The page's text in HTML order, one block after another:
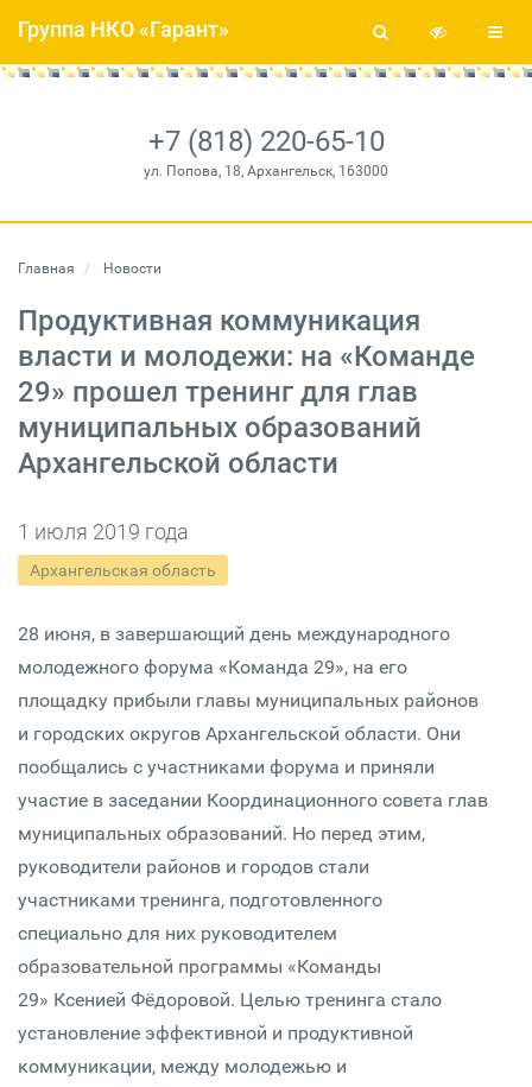
+7 (818) 220-65-10
ул. Попова, 18, Архангельск, 163000
Группа НКО «Гарант»
Главная Новости
Продуктивная коммуникация
власти и молодежи: на «Команде
29» прошел тренинг для глав
муниципальных образований
Архангельской области
1 июля 2019 года
Архангельская область
28 июня, в завершающий день международного
молодежного форума «Команда 29», на его
площадку прибыли главы муниципальных районов
и городских округов Архангельской области. Они
пообщались с участниками форума и приняли
участие в заседании Координационного совета глав
муниципальных образований. Но перед этим,
руководители районов и городов стали
участниками тренинга, подготовленного
специально для них руководителем
образовательной программы «Команды
29» Ксенией Фёдоровой. Целью тренинга стало
установление эффективной и продуктивной
коммуникации, между молодежью и